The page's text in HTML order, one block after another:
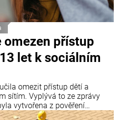
omezen přístup
let k sociálním
omezit přístup dětí a
sítím. Vyplývá to ze zprávy
vytvořena z pověření
Ursuly von der Leyenové.